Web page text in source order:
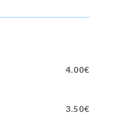
4.00€
3.50€